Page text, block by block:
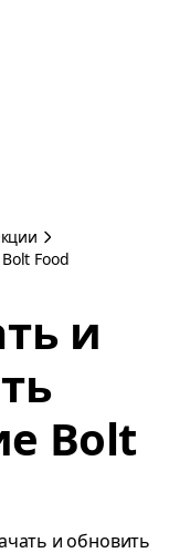
Food
и
Bolt
и обновить